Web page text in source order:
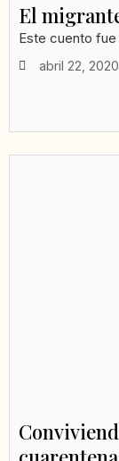
El
Este cuento fue
abril 22, 2020